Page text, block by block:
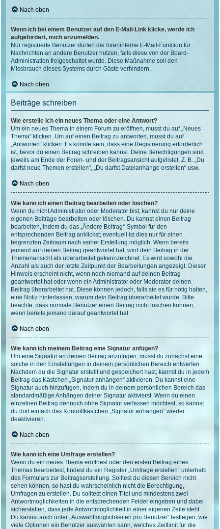
Nach oben
Wenn ich bei einem Benutzer auf den E-Mail-Link klicke, werde ich
aufgefordert, mich anzumelden.
Nur registrierte Benutzer dürfen die foreninterne E-Mail-Funktion für
Nachrichten an andere Benutzer nutzen, falls diese von der Board-
Administration freigeschaltet wurde. Diese Maßnahme soll den
Missbrauch dieses Systems durch Gäste verhindern.
Nach oben
Beiträge schreiben
Wie erstelle ich ein neues Thema oder eine Antwort?
Um ein neues Thema in einem Forum zu eröffnen, musst du auf „Neues
Thema“ klicken. Um auf einen Beitrag zu antworten, musst du auf
„Antworten“ klicken. Es könnte sein, dass eine Registrierung erforderlich
ist, bevor du einen Beitrag schreiben kannst. Deine Berechtigungen sind
jeweils am Ende der Foren- und der Beitragsansicht aufgelistet. Z. B. „Du
darfst neue Themen erstellen“, „Du darfst Dateianhänge erstellen“ usw.
Nach oben
Wie kann ich einen Beitrag bearbeiten oder löschen?
Wenn du nicht Administrator oder Moderator bist, kannst du nur deine
eigenen Beiträge bearbeiten oder löschen. Du kannst einen Beitrag
bearbeiten, indem du das „Ändere Beitrag“-Symbol für den
entsprechenden Beitrag anklickst; eventuell ist dies nur für einen
begrenzten Zeitraum nach seiner Erstellung möglich. Wenn bereits
jemand auf deinen Beitrag geantwortet hat, wird dein Beitrag in der
Themenansicht als überarbeitet gekennzeichnet. Es wird sowohl die
Anzahl als auch der letzte Zeitpunkt der Bearbeitungen angezeigt. Dieser
Hinweis erscheint nicht, wenn noch niemand auf deinen Beitrag
geantwortet hat oder wenn ein Administrator oder Moderator deinen
Beitrag überarbeitet hat. Diese können jedoch, falls sie es für nötig halten,
eine Notiz hinterlassen, warum dein Beitrag überarbeitet wurde. Bitte
beachte, dass normale Benutzer einen Beitrag nicht löschen können,
wenn bereits jemand darauf geantwortet hat.
Nach oben
Wie kann ich meinem Beitrag eine Signatur anfügen?
Um eine Signatur an deinen Beitrag anzufügen, musst du zunächst eine
solche in den Einstellungen in deinem persönlichen Bereich entwerfen.
Nachdem du die Signatur erstellt und gespeichert hast, kannst du in jedem
Beitrag das Kästchen „Signatur anhängen“ aktivieren. Du kannst eine
Signatur auch hinzufügen, indem du in deinem persönlichen Bereich das
standardmäßige Anhängen deiner Signatur aktivierst. Wenn du einen
einzelnen Beitrag dennoch ohne Signatur verfassen möchtest, so kannst
du dort einfach das Kontrollkästchen „Signatur anhängen“ wieder
deaktivieren.
Nach oben
Wie kann ich eine Umfrage erstellen?
Wenn du ein neues Thema eröffnest oder den ersten Beitrag eines
Themas bearbeitest, findest du ein Register „Umfrage erstellen“ unterhalb
des Formulars zur Beitragserstellung. Solltest du diesen Bereich nicht
sehen können, so hast du wahrscheinlich nicht die Berechtigung,
Umfragen zu erstellen. Du solltest einen Titel und mindestens zwei
Antwortmöglichkeiten in die entsprechenden Felder eingeben und dabei
sicherstellen, dass jede Antwortmöglichkeit in einer eigenen Zeile steht.
Du kannst auch unter „Auswahlmöglichkeiten pro Benutzer“ festlegen, wie
viele Optionen ein Benutzer auswählen kann, welches Zeitlimit für die